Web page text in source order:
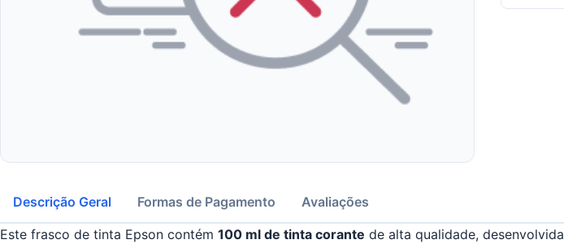
Descrição Geral Formas de Pagamento
Avaliações
Este frasco de tinta Epson contém 100 ml de tinta corante de alta qualidade, desenvolvida